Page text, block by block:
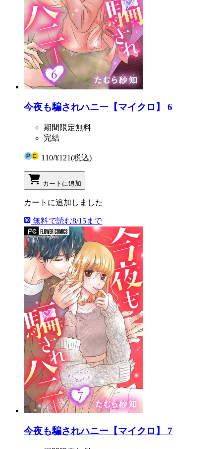
今夜も騙されハニー【マイクロ】 6
期間限定無料
完結
110/¥121(税込)
カートに追加
カートに追加しました
無料で読む8/15まで
今夜も騙されハニー【マイクロ】 7